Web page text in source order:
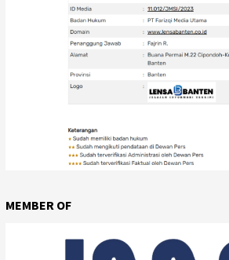
MEMBER OF